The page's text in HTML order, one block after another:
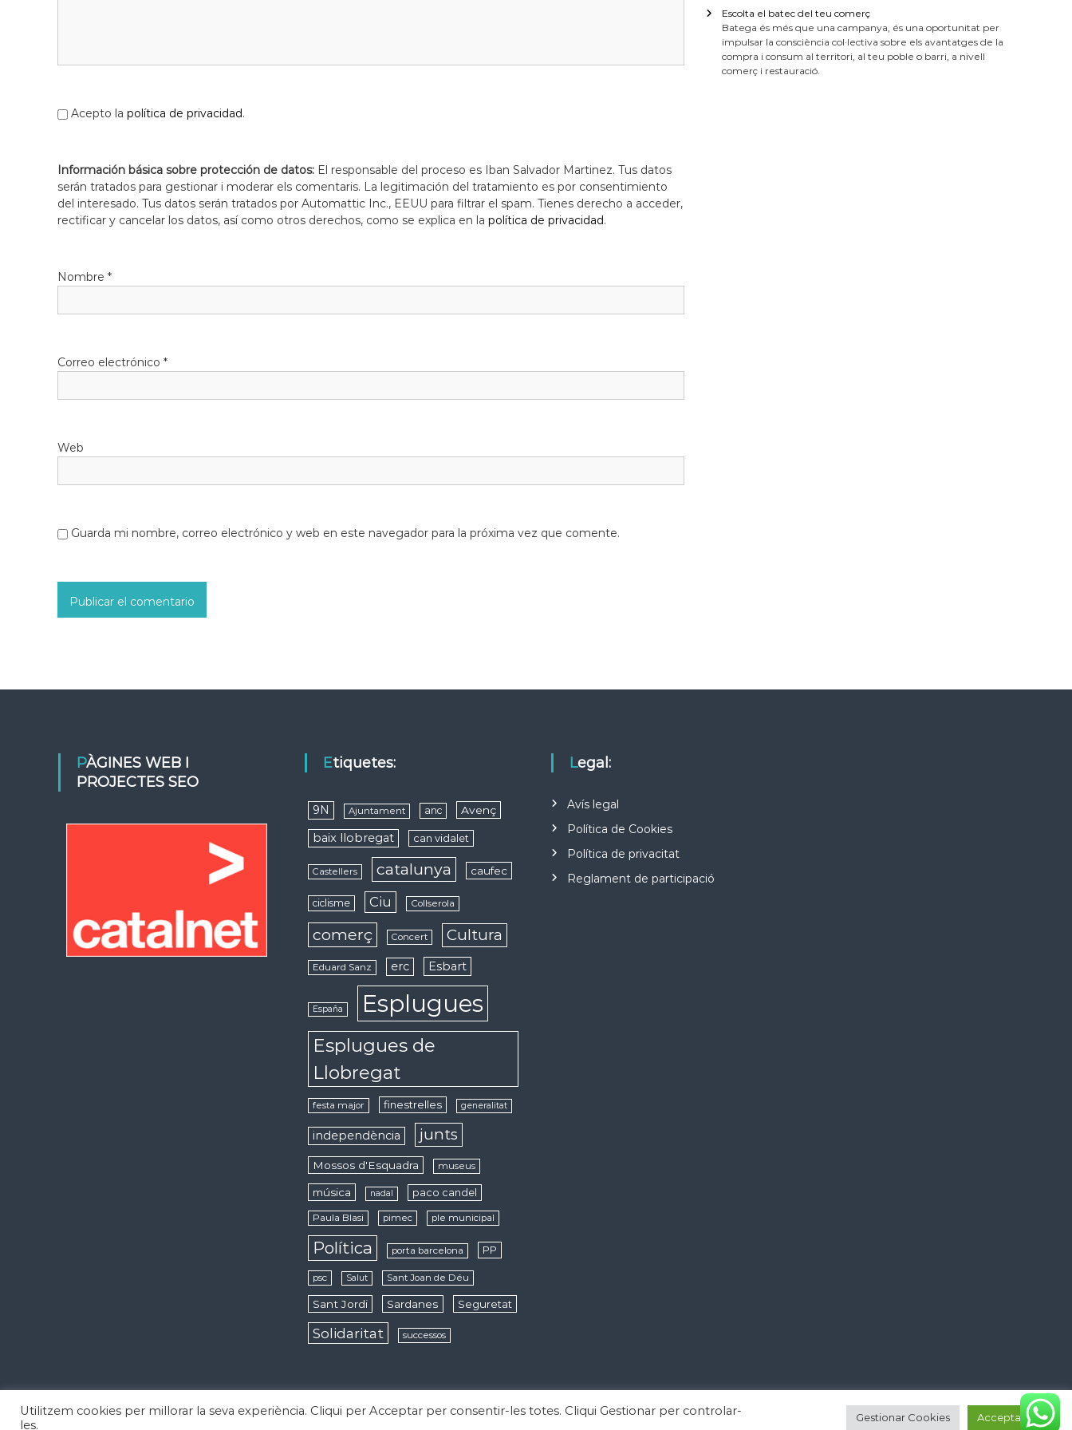
r
a
Acepto la política de privacidad.
Información básica sobre protección de datos: El responsable del proceso es Iban Salvador Martinez. Tus datos
serán tratados para gestionar i moderar els comentaris. La legitimación del tratamiento es por consentimiento
del interesado. Tus datos serán tratados por Automattic Inc., EEUU para filtrar el spam. Tienes derecho a acceder,
rectificar y cancelar los datos, así como otros derechos, como se explica en la política de privacidad.
Nombre *
Correo electrónico *
Web
Guarda mi nombre, correo electrónico y web en este navegador para la próxima vez que comente.
Escolta el batec del teu comerç
Batega és més que una campanya, és una oportunitat per
impulsar la consciència col·lectiva sobre els avantatges de la
compra i consum al territori, al teu poble o barri, a nivell
comerç i restauració.
PÀGINES WEB I
PROJECTES SEO
Etiquetes:
9N Ajuntament anc Avenç
baix llobregat can vidalet
Castellers catalunya caufec
ciclisme Ciu Collserola
comerç Concert Cultura
Eduard Sanz erc Esbart
España Esplugues
Esplugues de
Llobregat
festa major finestrelles generalitat
independència junts
Mossos d'Esquadra museus
música nadal paco candel
Paula Blasi pimec ple municipal
Política porta barcelona PP
psc Salut Sant Joan de Déu
Sant Jordi Sardanes Seguretat
Solidaritat successos
Legal:
Avís legal
Política de Cookies
Política de privacitat
Reglament de participació
Copyright © 2026 Notícies d'Esplugues de Llobregat Todos los derechos reservados. Tema: de ThemeGrill. Funciona con WordPress
Utilitzem cookies per millorar la seva experiència. Cliqui per Acceptar per consentir-les totes. Cliqui Gestionar per controlar-
les.
Gestionar Cookies Acceptar tot